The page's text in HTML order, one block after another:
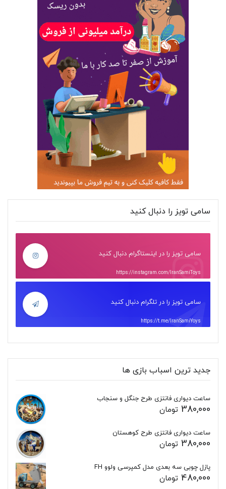
سامی تویز را دنبال کنید
سامی تویز را در اینستاگرام دنبال کنید
https://instagram.com/IranSamiToys
سامی تویز را در تلگرام دنبال کنید
https://t.me/IranSamiYoys
جدید ترین اسباب بازی ها
ساعت دیواری فانتزی طرح جنگل و سنجاب
380,000 تومان
ساعت دیواری فانتزی طرح کوهستان
380,000 تومان
پازل چوبی سه بعدی مدل کمپرسی ولوو FH
480,000 تومان